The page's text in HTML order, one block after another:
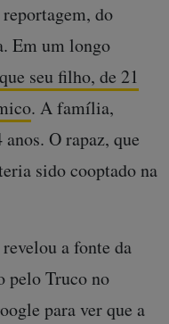
do
Em um longo
seu filho, de 21
. A família,
O rapaz, que
sido cooptado na
a fonte da
pelo Truco no
para ver que a